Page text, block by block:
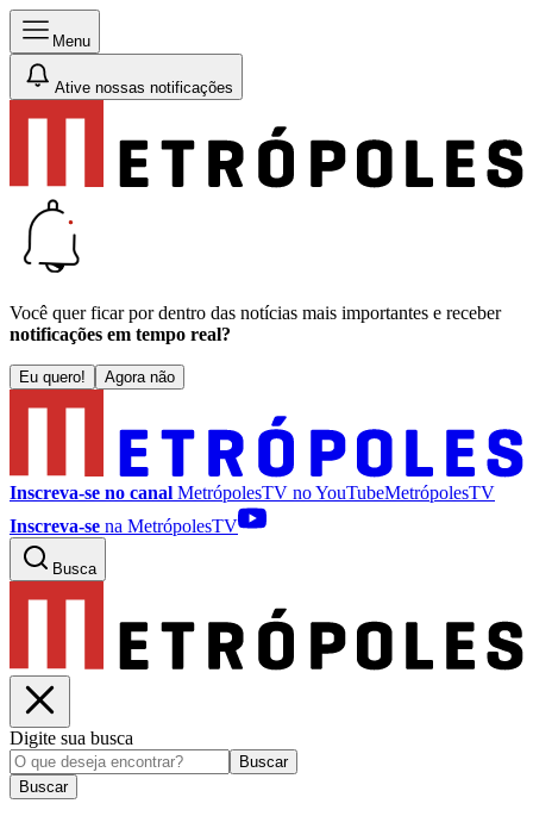
Menu
Ative nossas notificações
Você quer ficar por dentro das notícias mais importantes e receber
notificações em tempo real?
Eu quero! Agora não
Inscreva-se no canal MetrópolesTV noYouTubeMetrópolesTV
Inscreva-se na MetrópolesTV
Busca
Digite sua busca
Buscar
Buscar